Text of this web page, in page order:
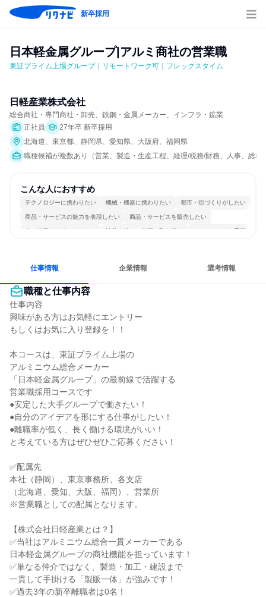
新卒採用
日本軽金属グループ|アルミ商社の営業職
東証プライム上場グループ｜リモートワーク可｜フレックスタイム
日軽産業株式会社
総合商社・専門商社・卸売、鉄鋼・金属メーカー、インフラ・鉱業
正社員
27年卒 新卒採用
北海道、東京都、静岡県、愛知県、大阪府、福岡県
職種候補が複数あり（営業、製造・生産工程、経理/税務/財務、人事、総
こんな人におすすめ
テクノロジーに携わりたい 機械・機器に携わりたい 都市・街づくりがしたい
商品・サービスの魅力を表現したい 商品・サービスを販売したい
人の仕事をサポートしたい 情熱を持って仕事に取り組む チームワークを重視
仕事情報 企業情報 選考情報
職種と仕事内容
仕事内容
興味がある方はお気軽にエントリー
もしくはお気に入り登録を！！
本コースは、東証プライム上場の
アルミニウム総合メーカー
「日本軽金属グループ」の最前線で活躍する
営業職採用コースです
●安定した大手グループで働きたい！
●自分のアイデアを形にする仕事がしたい！
●離職率が低く、長く働ける環境がいい！
と考えている方はぜひぜひご応募ください！
✅配属先
本社（静岡）、東京事務所、各支店
（北海道、愛知、大阪、福岡）、営業所
※営業職としての配属となります。
【株式会社日軽産業とは？】
✅当社はアルミニウム総合一貫メーカーである
日本軽金属グループの商社機能を担っています！
✅単なる仲介ではなく、製造・加工・建設まで
一貫して手掛ける「製販一体」が強みです！
✅過去3年の新卒離職者は0名！